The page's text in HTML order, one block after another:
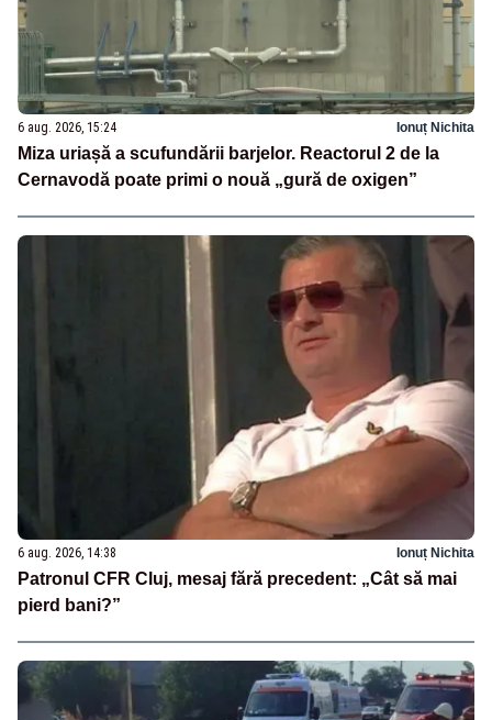
6 aug. 2026, 15:24 Ionuț Nichita
Miza uriașă a scufundării barjelor. Reactorul 2 de la
Cernavodă poate primi o nouă „gură de oxigen”
6 aug. 2026, 14:38 Ionuț Nichita
Patronul CFR Cluj, mesaj fără precedent: „Cât să mai
pierd bani?”